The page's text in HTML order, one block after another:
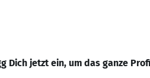
Dich jetzt ein, um das ganze